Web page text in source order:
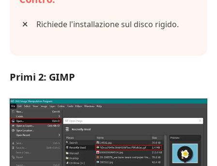
Richiede l'installazione sul disco rigido.
Primi 2: GIMP